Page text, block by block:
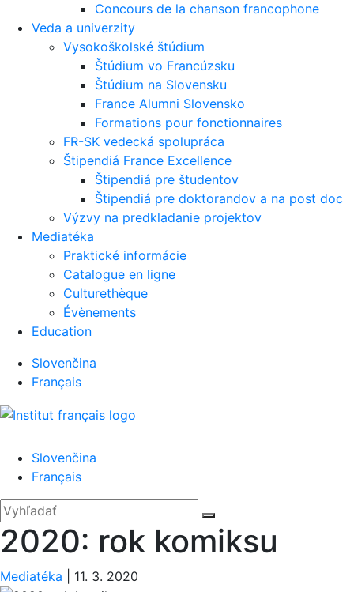
Concours de la chanson francophone
Veda a univerzity
Vysokoškolské štúdium
Štúdium vo Francúzsku
Štúdium na Slovensku
France Alumni Slovensko
Formations pour fonctionnaires
FR-SK vedecká spolupráca
Štipendiá France Excellence
Štipendiá pre študentov
Štipendiá pre doktorandov a na post doc
Výzvy na predkladanie projektov
Mediatéka
Praktické informácie
Catalogue en ligne
Culturethèque
Évènements
Education
Slovenčina
Français
Slovenčina
Français
'.__('Search').'
Zatvoriť
Hľadať:
2020: rok komiksu
Mediatéka 11. 3. 2020